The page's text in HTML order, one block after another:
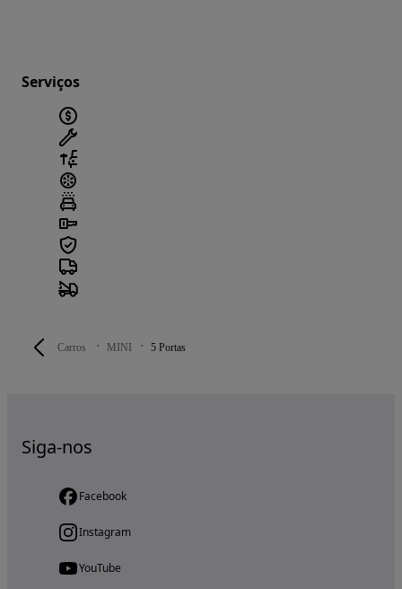
Carros MINI 5 Portas
Serviços
Siga-nos
Facebook
Instagram
YouTube